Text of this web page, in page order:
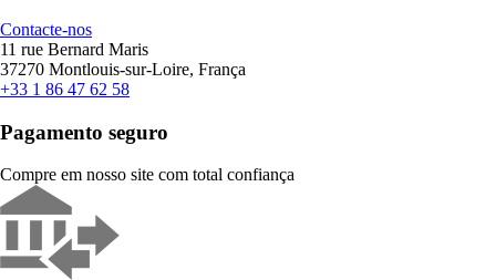
Contacte-nos
11 rue Bernard Maris
37270 Montlouis-sur-Loire, França
+33 1 86 47 62 58
Pagamento seguro
Compre em nosso site com total confiança